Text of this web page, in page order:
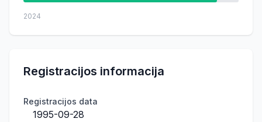
2024
Registracijos informacija
Registracijos data
1995-09-28